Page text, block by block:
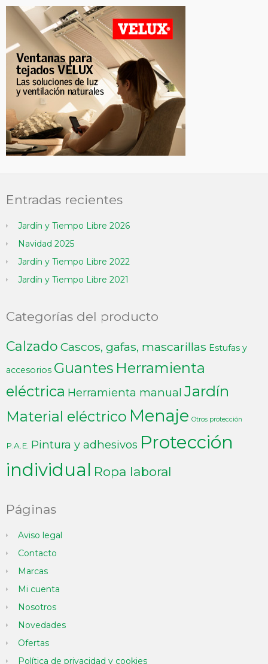
Entradas recientes
Jardín y Tiempo Libre 2026
Navidad 2025
Jardín y Tiempo Libre 2022
Jardín y Tiempo Libre 2021
Categorías del producto
Calzado Cascos, gafas, mascarillas Estufas y
accesorios Guantes Herramienta
eléctrica Herramienta manual Jardín
Material eléctrico Menaje Otros protección
P.A.E. Pintura y adhesivos Protección
individual Ropa laboral
Páginas
Aviso legal
Contacto
Marcas
Mi cuenta
Nosotros
Novedades
Ofertas
Política de privacidad y cookies